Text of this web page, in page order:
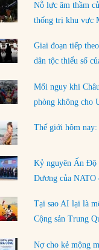
rủi ro
02/08/2026
Làm thế nào để kết thúc
01/08/2026
Chiến lược kế tiếp của
31/07/2026
Trật tự thế giới mới: Các
phải chịu đựng?
30/07/2026
LOAD
Nỗ lực âm thầm
thống trị khu vực
Giai đoạn tiếp
dân tộc thiểu số
Mối nguy khi
phòng không cho
Thế giới hôm nay:
Kỷ nguyên Ấn
Dương của NATO
Tại sao AI lại là
Cộng sản Trung
Nợ cho kẻ mộng